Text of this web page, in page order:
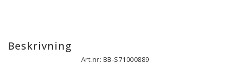
Beskrivning
Art.nr: BB-S71000889